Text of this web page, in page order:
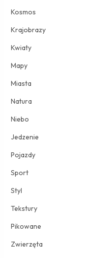
Kosmos
Krajobrazy
Kwiaty
Mapy
Miasta
Natura
Niebo
Jedzenie
Pojazdy
Sport
Styl
Tekstury
Pikowane
Zwierzęta